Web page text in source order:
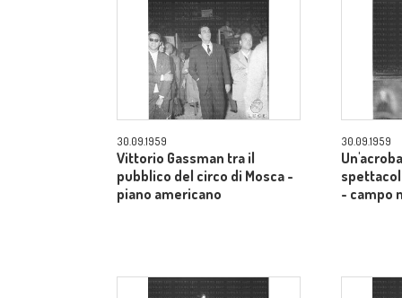
30.09.1959
Vittorio Gassman tra il
pubblico del circo di Mosca -
piano americano
30.09.1959
- campo